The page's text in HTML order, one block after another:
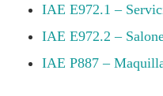
IAE E972.1 –
IAE E972.2 –
IAE P887–